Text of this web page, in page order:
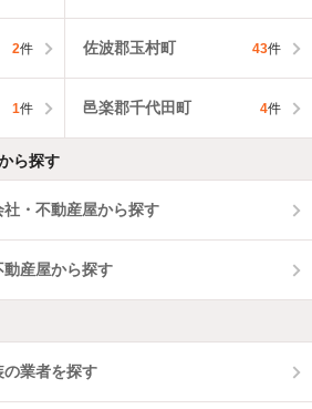
2件 佐波郡玉村町 43件
1件 邑楽郡千代田町 4件
ら探す
・不動産屋から探す
産屋から探す
業者を探す